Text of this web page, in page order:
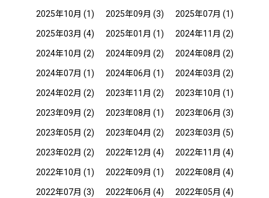
2025年10月 (1) 2025年09月 (3) 2025年07月 (1)
2025年03月 (4) 2025年01月 (1) 2024年11月 (2)
2024年10月 (2) 2024年09月 (2) 2024年08月 (2)
2024年07月 (1) 2024年06月 (1) 2024年03月 (2)
2024年02月 (2) 2023年11月 (2) 2023年10月 (1)
2023年09月 (2) 2023年08月 (1) 2023年06月 (3)
2023年05月 (2) 2023年04月 (2) 2023年03月 (5)
2023年02月 (2) 2022年12月 (4) 2022年11月 (4)
2022年10月 (1) 2022年09月 (1) 2022年08月 (4)
2022年07月 (3) 2022年06月 (4) 2022年05月 (4)